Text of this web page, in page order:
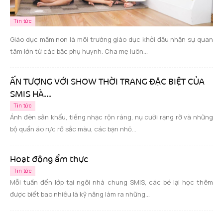
Tin tức
Giáo dục mầm non là môi trường giáo dục khởi đầu nhận sự quan
tâm lớn từ các bậc phụ huynh. Cha mẹ luôn...
ẤN TƯỢNG VỚI SHOW THỜI TRANG ĐẶC BIỆT CỦA
SMIS HÀ...
Tin tức
Ánh đèn sân khấu, tiếng nhạc rộn ràng, nụ cười rạng rỡ và những
bộ quần áo rực rỡ sắc màu, các bạn nhỏ...
Hoạt động ẩm thực
Tin tức
Mỗi tuần đến lớp tại ngôi nhà chung SMIS, các bé lại học thêm
được biết bao nhiêu là kỹ năng làm ra những...